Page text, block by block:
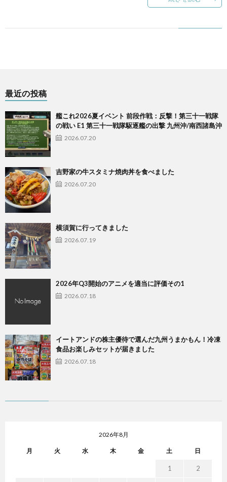
最近の投稿
艦これ2026夏イベント 前段作戦：反撃！第三十一戦隊
の戦い E1 第三十一戦隊駆逐艦の出撃 九州沖/南西諸島沖
2026.07.20
吉野家の牛スタミナ焼肉丼を食べました
2026.07.20
横須賀に行ってきました
2026.07.19
2026年Q3開始のアニメを適当に評価その1
2026.07.18
イートアンドの株主優待で選んだ九州うまかもん！冷凍
食品お楽しみセットが届きました
2026.07.18
2026年8月
月 火 水 木 金 土 日
1 2